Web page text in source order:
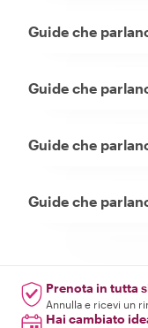
Guide che
Guide che
Guide che
Guide che
Prenota in tutta
Annulla e ricevi un
Hai cambiato